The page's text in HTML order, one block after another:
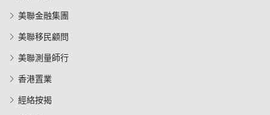
美聯金融集團
美聯移民顧問
美聯測量師行
香港置業
經絡按揭